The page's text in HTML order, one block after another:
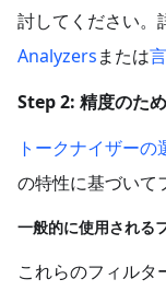
討してください。
Analyzersまたは
Step 2: 精度のた
トークナイザーの
の特性に基づいて
一般的に使用される
これらのフィルタ